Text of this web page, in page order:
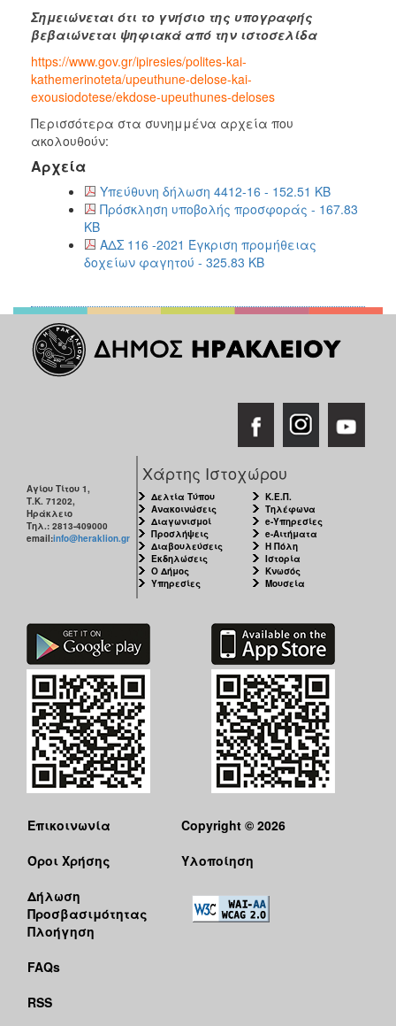
Σημειώνεται ότι το γνήσιο της υπογραφής
βεβαιώνεται ψηφιακά από την ιστοσελίδα
https://www.gov.gr/ipiresies/polites-kai-
kathemerinoteta/upeuthune-delose-kai-
exousiodotese/ekdose-upeuthunes-deloses
Περισσότερα στα συνημμένα αρχεία που
ακολουθούν:
Αρχεία
Υπεύθυνη δήλωση 4412-16 - 152.51 KB
Πρόσκληση υποβολής προσφοράς - 167.83
KB
ΑΔΣ 116 -2021 Έγκριση προμήθειας
δοχείων φαγητού - 325.83 KB
Αγίου Τίτου 1,
Τ.Κ. 71202,
Ηράκλειο
Τηλ.: 2813-409000
email:info@heraklion.gr
Χάρτης Ιστοχώρου
Δελτία Τύπου
Ανακοινώσεις
Διαγωνισμοί
Προσλήψεις
Διαβουλεύσεις
Εκδηλώσεις
Ο Δήμος
Υπηρεσίες
Κ.Ε.Π.
Τηλέφωνα
e-Υπηρεσίες
e-Αιτήματα
Η Πόλη
Ιστορία
Κνωσός
Μουσεία
Επικοινωνία
Όροι Χρήσης
Δήλωση
Προσβασιμότητας
Πλοήγηση
FAQs
RSS
Copyright © 2026
Υλοποίηση